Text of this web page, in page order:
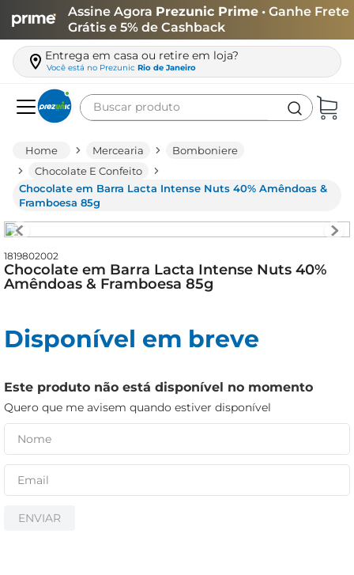
Assine Agora Prezunic Prime • Ganhe Frete
Grátis e 5% de Cashback
Entrega em casa ou retire em loja?
Você está no Prezunic Rio de Janeiro
Buscar produto
Mercearia
Bomboniere
Chocolate E Confeito
Chocolate em Barra Lacta Intense Nuts 40% Amêndoas &
Framboesa 85g
1819802002
Chocolate em Barra Lacta Intense Nuts 40%
Amêndoas & Framboesa 85g
Disponível em breve
Este produto não está disponível no momento
Quero que me avisem quando estiver disponível
ENVIAR
leite
azeite
iogurte
papel higiênico
cerveja